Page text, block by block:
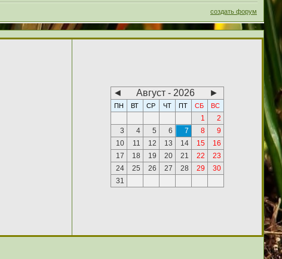
создать форум
◄ Август - 2026 ►
ПН ВТ СР ЧТ ПТ СБ ВС
1
2
3
4 5 6 7 8
9
10
11 12 13 14 15
16
17
18 19 20 21 22
23
24
25 26 27 28 29
30
31